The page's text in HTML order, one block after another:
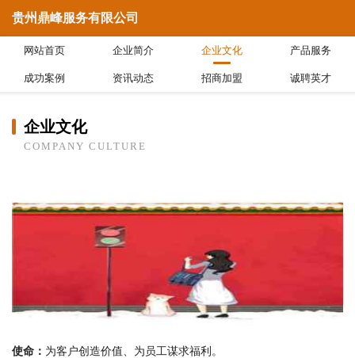
贵州鼎峰服务有限公司
网站首页 企业简介 企业文化 产品服务
成功案例 资讯动态 招商加盟 诚聘英才
企业文化
COMPANY CULTURE
使命： 为客户创造价值、为员工谋求福利。